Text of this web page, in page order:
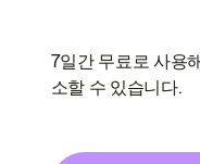
7일간 무료로 사용
소할 수 있습니다.